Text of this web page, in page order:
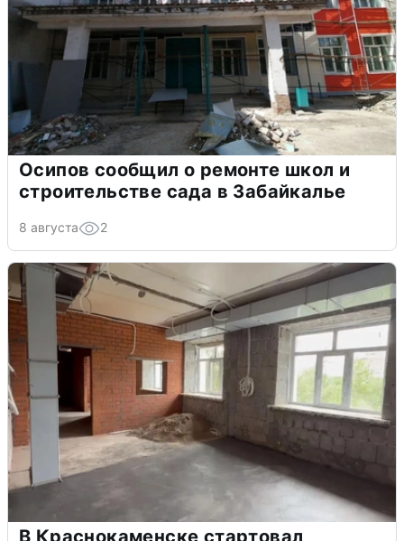
Осипов сообщил о ремонте школ и
строительстве сада в Забайкалье
8 августа 2
В Краснокаменске стартовал